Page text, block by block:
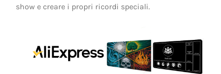
show e creare i propri ricordi speciali.